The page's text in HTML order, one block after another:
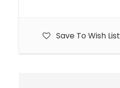
Save To Wish List